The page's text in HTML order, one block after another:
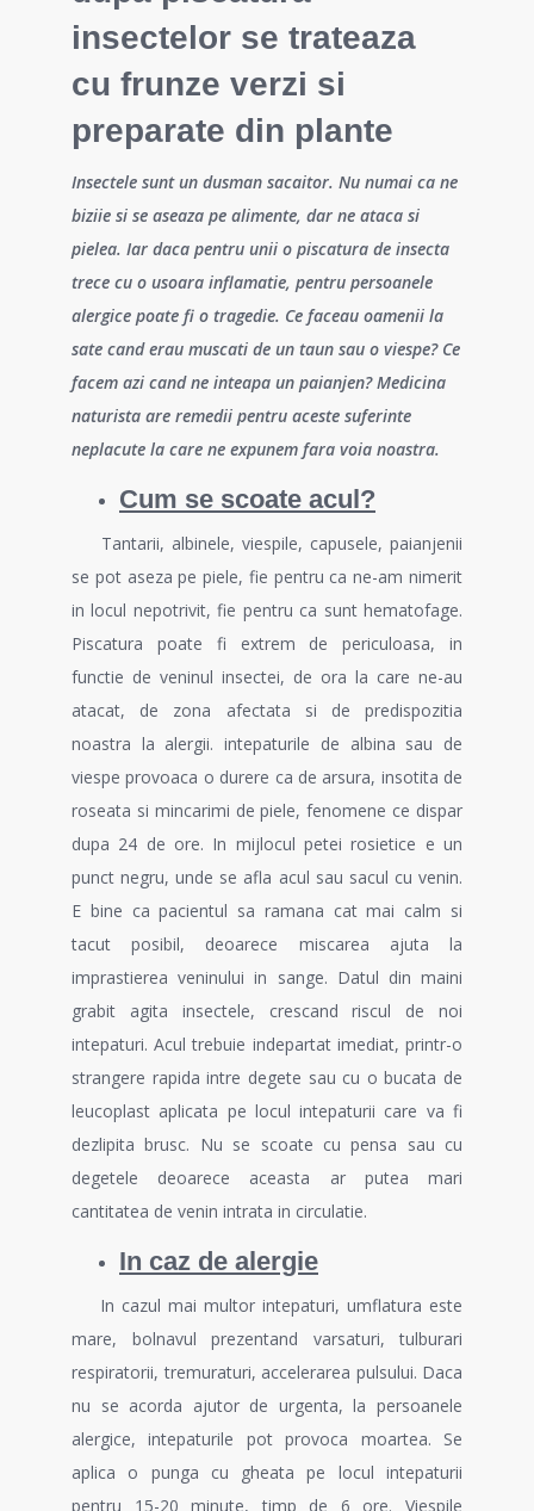
insectelor se trateaza
cu frunze verzi si
preparate din plante
Insectele sunt un dusman sacaitor. Nu numai ca ne
biziie si se aseaza pe alimente, dar ne ataca si
pielea. Iar daca pentru unii o piscatura de insecta
trece cu o usoara inflamatie, pentru persoanele
alergice poate fi o tragedie. Ce faceau oamenii la
sate cand erau muscati de un taun sau o viespe? Ce
facem azi cand ne inteapa un paianjen? Medicina
naturista are remedii pentru aceste suferinte
neplacute la care ne expunem fara voia noastra.
Cum se scoate acul?
Tantarii, albinele, viespile, capusele, paianjenii
se pot aseza pe piele, fie pentru ca ne-am nimerit
in locul nepotrivit, fie pentru ca sunt hematofage.
Piscatura poate fi extrem de periculoasa, in
functie de veninul insectei, de ora la care ne-au
atacat, de zona afectata si de predispozitia
noastra la alergii. intepaturile de albina sau de
viespe provoaca o durere ca de arsura, insotita de
roseata si mincarimi de piele, fenomene ce dispar
dupa 24 de ore. In mijlocul petei rosietice e un
punct negru, unde se afla acul sau sacul cu venin.
E bine ca pacientul sa ramana cat mai calm si
tacut posibil, deoarece miscarea ajuta la
imprastierea veninului in sange. Datul din maini
grabit agita insectele, crescand riscul de noi
intepaturi. Acul trebuie indepartat imediat, printr-o
strangere rapida intre degete sau cu o bucata de
leucoplast aplicata pe locul intepaturii care va fi
dezlipita brusc. Nu se scoate cu pensa sau cu
degetele deoarece aceasta ar putea mari
cantitatea de venin intrata in circulatie.
In caz de alergie
In cazul mai multor intepaturi, umflatura este
mare, bolnavul prezentand varsaturi, tulburari
respiratorii, tremuraturi, accelerarea pulsului. Daca
nu se acorda ajutor de urgenta, la persoanele
alergice, intepaturile pot provoca moartea. Se
aplica o punga cu gheata pe locul intepaturii
pentru 15-20 minute, timp de 6 ore. Viespile